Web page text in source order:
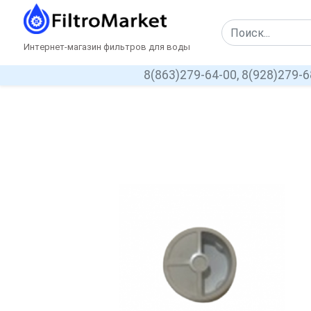
Интернет-магазин фильтров для воды
8(863)279-64-00, 8(928)279-